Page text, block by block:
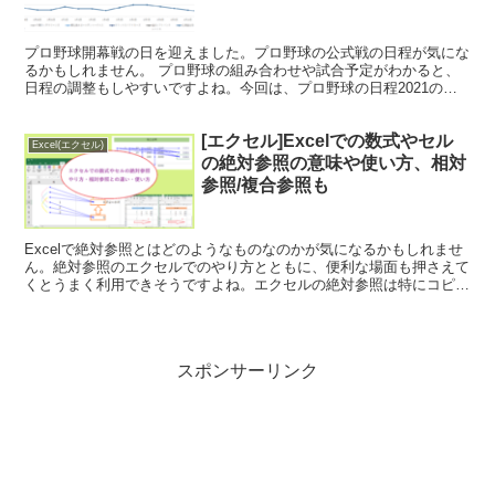
プロ野球開幕戦の日を迎えました。プロ野球の公式戦の日程が気にな
るかもしれません。 プロ野球の組み合わせや試合予定がわかると、
日程の調整もしやすいですよね。今回は、プロ野球の日程2021の特
Excel(エクセル)
[エクセル]Excelでの数式やセル
の絶対参照の意味や使い方、相対
参照/複合参照も
Excelで絶対参照とはどのようなものなのかが気になるかもしれませ
ん。絶対参照のエクセルでのやり方とともに、便利な場面も押さえて
くとうまく利用できそうですよね。エクセルの絶対参照は特にコピー
スポンサーリンク